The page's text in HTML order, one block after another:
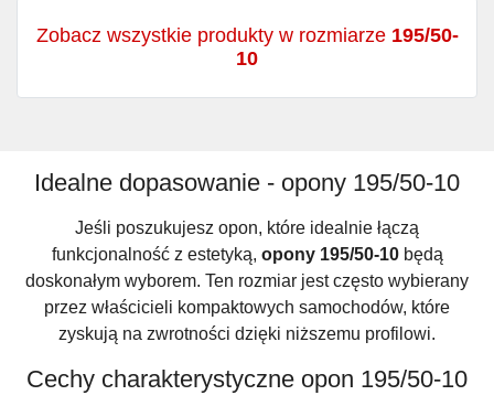
Zobacz wszystkie produkty w rozmiarze 195/50-
10
Idealne dopasowanie - opony 195/50-10
Jeśli poszukujesz opon, które idealnie łączą
funkcjonalność z estetyką, opony 195/50-10będą
doskonałym wyborem. Ten rozmiar jest często wybierany
przez właścicieli kompaktowych samochodów, które
zyskują na zwrotności dzięki niższemu profilowi.
Cechy charakterystyczne opon 195/50-10